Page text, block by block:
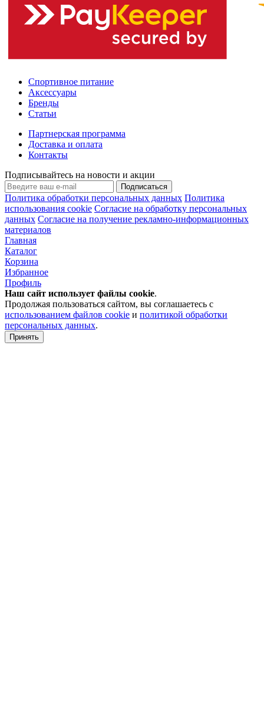
Спортивное питание
Аксессуары
Бренды
Статьи
Партнерская программа
Доставка и оплата
Контакты
Подписывайтесь на новости и акции
Подписаться
Политика обработки персональных данных Политика
использования cookie Согласие на обработку персональных
данных Согласие на получение рекламно-информационных
материалов
Главная
Каталог
Корзина
Избранное
Профиль
Наш сайт использует файлы cookie.
Продолжая пользоваться сайтом, вы соглашаетесь с
использованием файлов cookie и политикой обработки
персональных данных.
Принять